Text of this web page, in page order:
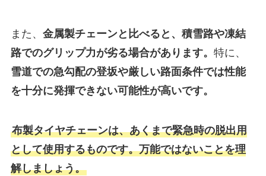
また、 金属製チェーンと比べると、積雪路や凍結
路でのグリップ力が劣る場合があります。 特に、
雪道での急勾配の登坂や厳しい路面条件では性能
を十分に発揮できない可能性が高いです。
布製タイヤチェーンは、あくまで緊急時の脱出用
として使用するものです。万能ではないことを理
解しましょう。